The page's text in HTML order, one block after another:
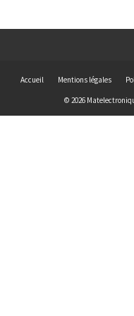
Accueil Mentions légales
© 2026